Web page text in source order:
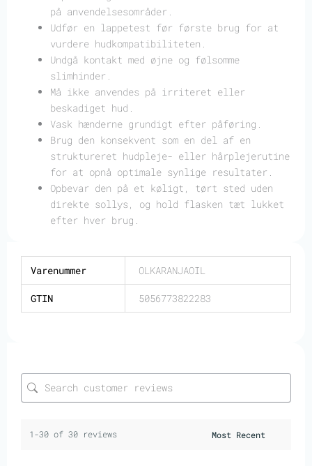
på anvendelsesområder.
Udfør en lappetest før første brug for at
vurdere hudkompatibiliteten.
Undgå kontakt med øjne og følsomme
slimhinder.
Må ikke anvendes på irriteret eller
beskadiget hud.
Vask hænderne grundigt efter påføring.
Brug den konsekvent som en del af en
struktureret hudpleje- eller hårplejerutine
for at opnå optimale synlige resultater.
Opbevar den på et køligt, tørt sted uden
direkte sollys, og hold flasken tæt lukket
efter hver brug.
Varenummer OLKARANJAOIL
GTIN 5056773822283
1-30 of 30 reviews